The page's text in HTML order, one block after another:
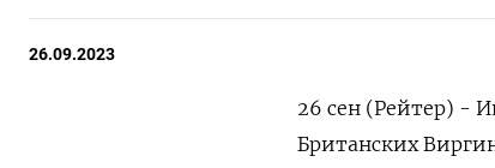
26.09.2023
26 сен (Рейтер) -
Британских